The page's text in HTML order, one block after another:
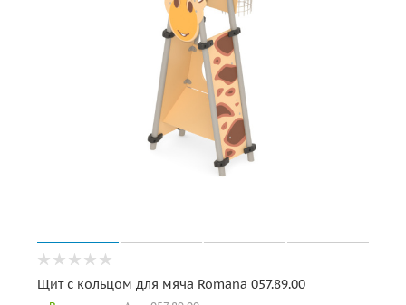
Щит с кольцом для мяча Romana 057.89.00